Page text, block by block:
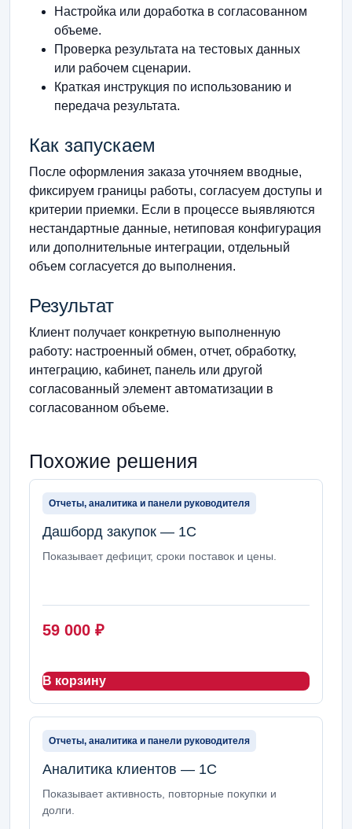
Настройка или доработка в согласованном
объеме.
Проверка результата на тестовых данных
или рабочем сценарии.
Краткая инструкция по использованию и
передача результата.
Как запускаем
После оформления заказа уточняем вводные,
фиксируем границы работы, согласуем доступы и
критерии приемки. Если в процессе выявляются
нестандартные данные, нетиповая конфигурация
или дополнительные интеграции, отдельный
объем согласуется до выполнения.
Результат
Клиент получает конкретную выполненную
работу: настроенный обмен, отчет, обработку,
интеграцию, кабинет, панель или другой
согласованный элемент автоматизации в
согласованном объеме.
Похожие решения
Отчеты, аналитика и панели руководителя
Дашборд закупок — 1С
Показывает дефицит, сроки поставок и цены.
59 000 ₽
В корзину
Отчеты, аналитика и панели руководителя
Аналитика клиентов — 1С
Показывает активность, повторные покупки и
долги.